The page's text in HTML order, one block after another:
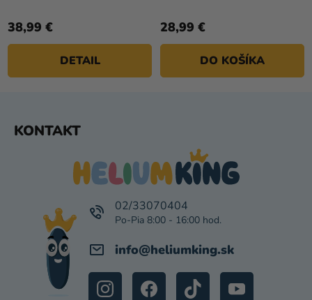
38,99 €
DETAIL
28,99 €
DO KOŠÍKA
KONTAKT
info@heliumking.sk
02/33070404